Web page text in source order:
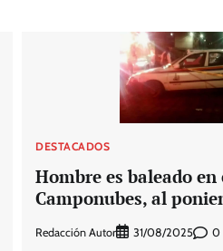
DESTACADOS
Hombre es baleado
Camponubes, al
Redacción Autor 31/08/2025 0